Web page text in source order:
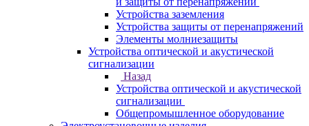
Устройства заземления
Устройства защиты от перенапряжений
Элементы молниезащиты
Устройства оптической и акустической
сигнализации
Назад
Устройства оптической и акустической
сигнализации
Общепромышленное оборудование